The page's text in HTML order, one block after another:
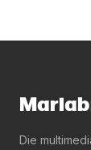
Die